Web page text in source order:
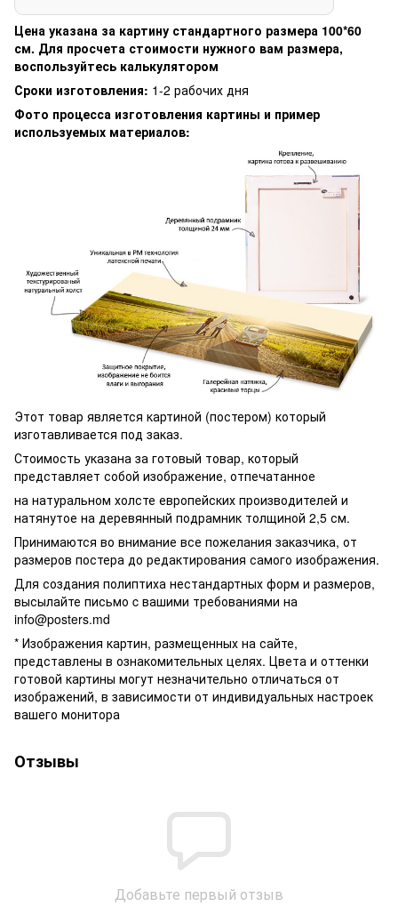
Цена указана за картину стандартного размера 100*60
см. Для просчета стоимости нужного вам размера,
воспользуйтесь калькулятором
Сроки изготовления: 1-2 рабочих дня
Фото процесса изготовления картины и пример
используемых материалов:
Этот товар является картиной (постером) который
изготавливается под заказ.
Стоимость указана за готовый товар, который
представляет собой изображение, отпечатанное
на натуральном холсте европейских производителей и
натянутое на деревянный подрамник толщиной 2,5 см.
Принимаются во внимание все пожелания заказчика, от
размеров постера до редактирования самого изображения.
Для создания полиптиха нестандартных форм и размеров,
высылайте письмо c вашими требованиями на
info@posters.md
* Изображения картин, размещенных на сайте,
представлены в ознакомительных целях. Цвета и оттенки
готовой картины могут незначительно отличаться от
изображений, в зависимости от индивидуальных настроек
вашего монитора
Отзывы
Добавьте первый отзыв